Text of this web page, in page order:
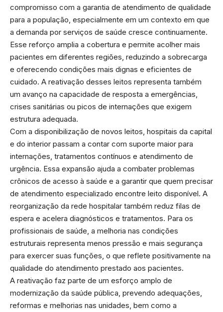
compromisso com a garantia de atendimento de qualidade
para a população, especialmente em um contexto em que
a demanda por serviços de saúde cresce continuamente.
Esse reforço amplia a cobertura e permite acolher mais
pacientes em diferentes regiões, reduzindo a sobrecarga
e oferecendo condições mais dignas e eficientes de
cuidado. A reativação desses leitos representa também
um avanço na capacidade de resposta a emergências,
crises sanitárias ou picos de internações que exigem
estrutura adequada.
Com a disponibilização de novos leitos, hospitais da capital
e do interior passam a contar com suporte maior para
internações, tratamentos contínuos e atendimento de
urgência. Essa expansão ajuda a combater problemas
crônicos de acesso à saúde e a garantir que quem precisar
de atendimento especializado encontre leito disponível. A
reorganização da rede hospitalar também reduz filas de
espera e acelera diagnósticos e tratamentos. Para os
profissionais de saúde, a melhoria nas condições
estruturais representa menos pressão e mais segurança
para exercer suas funções, o que reflete positivamente na
qualidade do atendimento prestado aos pacientes.
A reativação faz parte de um esforço amplo de
modernização da saúde pública, prevendo adequações,
reformas e melhorias nas unidades, bem como a